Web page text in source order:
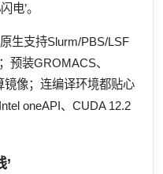
电’。
生支持Slurm/PBS/LSF
预装GROMACS、
镜像；连编译环境都贴心
oneAPI、CUDA 12.2
’